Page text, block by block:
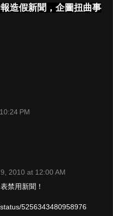
造假新聞，企圖扭曲事
PM
2010 at 12:00 AM
禁用新聞！
5256343480958976